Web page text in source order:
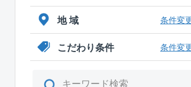
地 域 条件変
こだわり条件 条件変